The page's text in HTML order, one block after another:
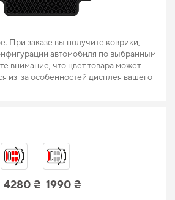
При заказе вы получите коврики,
автомобиля по выбранным
внимание, что цвет товара может
из-за особенностей дисплея вашего
4280 ₴ 1990 ₴